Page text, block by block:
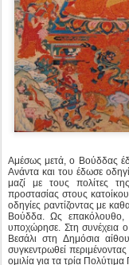
Αμέσως μετά, ο Βούδδας
Ανάντα και του έδωσε
μαζί με τους πολίτες
προστασίας στους
οδηγίες ραντίζοντας με
Βούδδα. Ως επακόλουθο,
Βεσάλι στη Δημόσια
συγκεντρωθεί
ομιλία για τα τρία
1«Όποια και αν είναι τα
είθε όλα να έχουν ειρήνη